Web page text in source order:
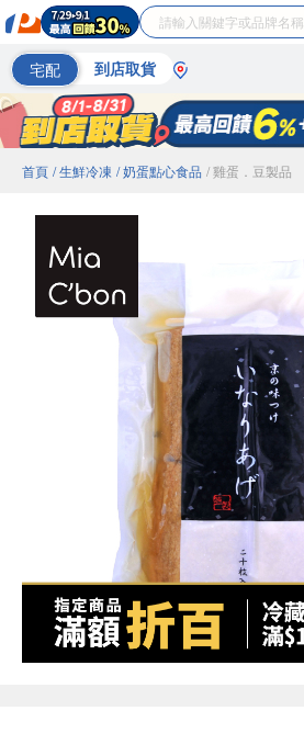
宅配 到店取貨
首頁 / 生鮮冷凍 / 奶蛋點心食品 / 雞蛋．豆製品